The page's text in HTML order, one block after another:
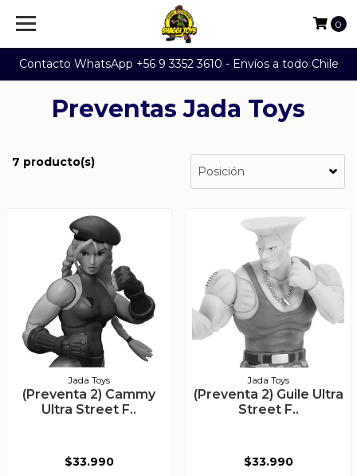
Contacto WhatsApp +56 9 3352 3610 - Envíos a todo Chile
0
Preventas Jada Toys
7 producto(s)
Jada Toys
(Preventa 2) Cammy
Ultra Street F..
$33.990
Jada Toys
(Preventa 2) Guile Ultra
Street F..
$33.990